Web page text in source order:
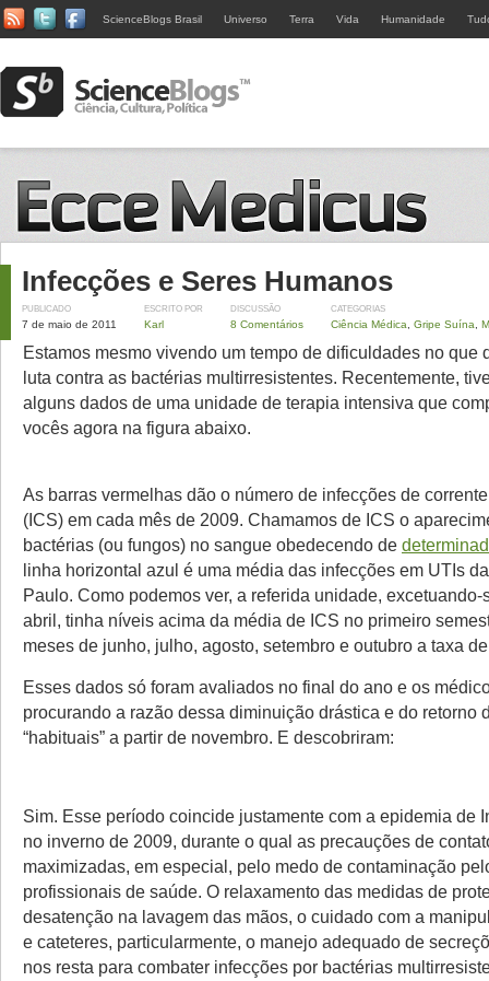
ScienceBlogs Brasil Universo Terra Vida Humanidade
Infecções e Seres Humanos
PUBLICADO
7 de maio de 2011
ESCRITO POR
Karl
DISCUSSÃO
8 Comentários
CATEGORIAS
Ciência Médica Gripe Suína
Estamos mesmo vivendo um tempo de dificuldades no que
luta contra as bactérias multirresistentes. Recentemente,
alguns dados de uma unidade de terapia intensiva que
vocês agora na figura abaixo.
As barras vermelhas dão o número de infecções de
(ICS) em cada mês de 2009. Chamamos de ICS o
bactérias (ou fungos) no sangue obedecendo de
linha horizontal azul é uma média das infecções em UTIs
Paulo. Como podemos ver, a referida unidade, excetuando-
abril, tinha níveis acima da média de ICS no primeiro
meses de junho, julho, agosto, setembro e outubro a taxa
Esses dados só foram avaliados no final do ano e os
procurando a razão dessa diminuição drástica e do retorno
“habituais” a partir de novembro. E descobriram:
Sim. Esse período coincide justamente com a epidemia de
no inverno de 2009, durante o qual as precauções de
maximizadas, em especial, pelo medo de contaminação
profissionais de saúde. O relaxamento das medidas de
desatenção na lavagem das mãos, o cuidado com a
e cateteres, particularmente, o manejo adequado de
nos resta para combater infecções por bactérias